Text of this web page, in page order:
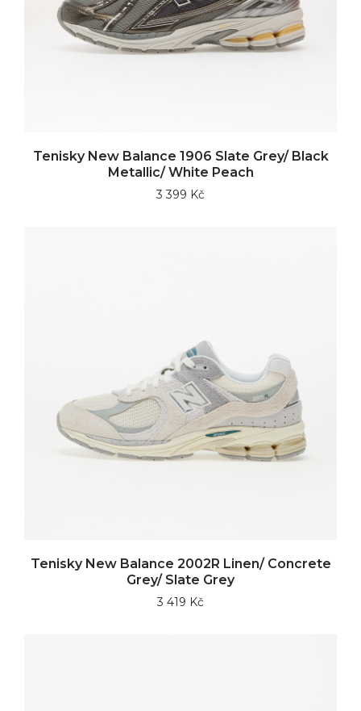
Tenisky New Balance 1906 Slate Grey/ Black
Metallic/ White Peach
3 399 Kč
Tenisky New Balance 2002R Linen/ Concrete
Grey/ Slate Grey
3 419 Kč